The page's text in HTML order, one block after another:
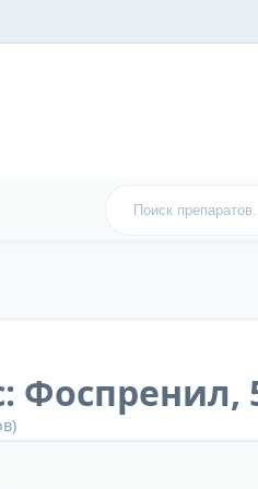
Фоспренил,